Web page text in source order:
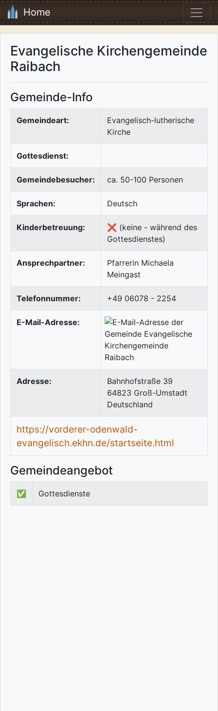
Home
Evangelische Kirchengemeinde
Raibach
Gemeinde-Info
Gemeindeart:
Evangelisch-lutherische
Kirche
Gottesdienst:
Gemeindebesucher: ca. 50-100 Personen
Sprachen: Deutsch
Kinderbetreuung:
❌ (keine - während des
Gottesdienstes)
Ansprechpartner:
Pfarrerin Michaela
Meingast
Telefonnummer: +49 06078 - 2254
E-Mail-Adresse:
Adresse:
Bahnhofstraße 39
64823 Groß-Umstadt
Deutschland
https://vorderer-odenwald-
evangelisch.ekhn.de/startseite.html
Gemeindeangebot
✅ Gottesdienste